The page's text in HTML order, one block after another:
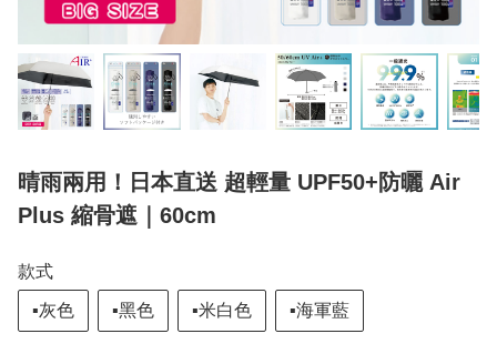
晴雨兩用！日本直送 超輕量 UPF50+防曬 Air
Plus 縮骨遮｜60cm
款式
▪️灰色 ▪️黑色 ▪️米白色 ▪️海軍藍